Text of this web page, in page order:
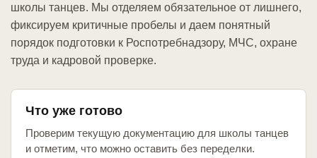
школы танцев. Мы отделяем обязательное от лишнего,
фиксируем критичные пробелы и даем понятный
порядок подготовки к Роспотребнадзору, МЧС, охране
труда и кадровой проверке.
Что уже готово
Проверим текущую документацию для школы танцев
и отметим, что можно оставить без переделки.